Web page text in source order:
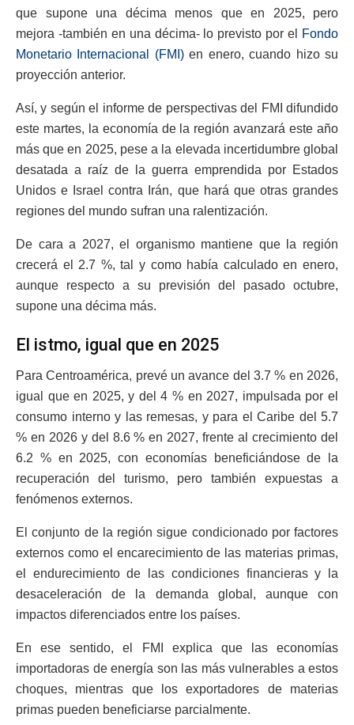
que supone una décima menos que en 2025, pero
mejora -también en una décima- lo previsto por el
Fondo
Monetario Internacional (FMI)en enero, cuando hizo su
proyección anterior.
Así, y según el informe de perspectivas del FMI difundido
este martes, la economía de la región avanzará este año
más que en 2025, pese a la elevada incertidumbre global
desatada a raíz de la guerra emprendida por Estados
Unidos e Israel contra Irán, que hará que otras grandes
regiones del mundo sufran una ralentización.
De cara a 2027, el organismo mantiene que la región
crecerá el 2.7 %, tal y como había calculado en enero,
aunque respecto a su previsión del pasado octubre,
supone una décima más.
El istmo, igual que en 2025
Para Centroamérica, prevé un avance del 3.7 % en 2026,
igual que en 2025, y del 4 % en 2027, impulsada por el
consumo interno y las remesas, y para el Caribe del 5.7
% en 2026 y del 8.6 % en 2027, frente al crecimiento del
6.2 % en 2025, con economías beneficiándose de la
recuperación del turismo, pero también expuestas a
fenómenos externos.
El conjunto de la región sigue condicionado por factores
externos como el encarecimiento de las materias primas,
el endurecimiento de las condiciones financieras y la
desaceleración de la demanda global, aunque con
impactos diferenciados entre los países.
En ese sentido, el FMI explica que las economías
importadoras de energía son las más vulnerables a estos
choques, mientras que los exportadores de materias
primas pueden beneficiarse parcialmente.